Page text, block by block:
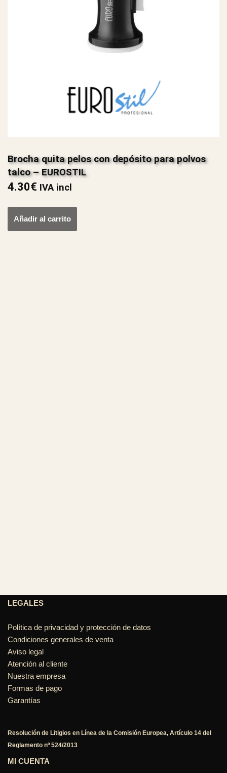
Brocha quita pelos con depósito para polvos
talco – EUROSTIL
4.30€ IVA incl
Añadir al carrito
LEGALES
Política de privacidad y protección de datos
Condiciones generales de venta
Aviso legal
Atención al cliente
Nuestra empresa
Formas de pago
Garantías
Resolución de Litigios en Línea de la Comisión Europea, Artículo 14 del
Reglamento nº 524/2013
MI CUENTA